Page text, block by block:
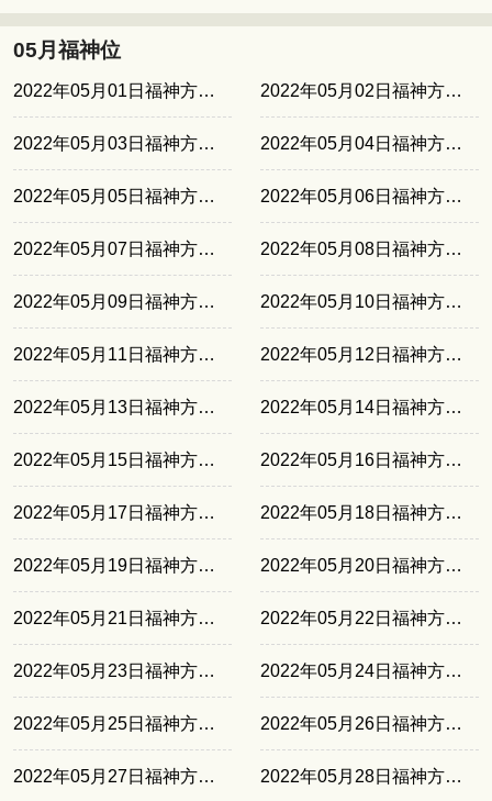
05月福神位
2022年05月01日福神方位正北 2022年05月02日福神方位西南
2022年05月03日福神方位西北 2022年05月04日福神方位东南
2022年05月05日福神方位东北 2022年05月06日福神方位正北
2022年05月07日福神方位西南 2022年05月08日福神方位西北
2022年05月09日福神方位东南 2022年05月10日福神方位东北
2022年05月11日福神方位正北 2022年05月12日福神方位西南
2022年05月13日福神方位西北 2022年05月14日福神方位东南
2022年05月15日福神方位东北 2022年05月16日福神方位正北
2022年05月17日福神方位西南 2022年05月18日福神方位西北
2022年05月19日福神方位东南 2022年05月20日福神方位东北
2022年05月21日福神方位正北 2022年05月22日福神方位西南
2022年05月23日福神方位西北 2022年05月24日福神方位东南
2022年05月25日福神方位东北 2022年05月26日福神方位正北
2022年05月27日福神方位西南 2022年05月28日福神方位西北